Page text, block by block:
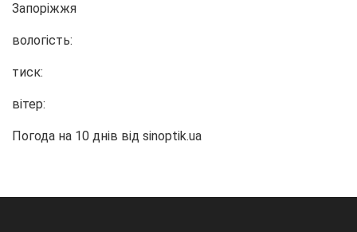
Запоріжжя
вологість:
тиск:
вітер:
Погода на 10 днів від sinoptik.ua